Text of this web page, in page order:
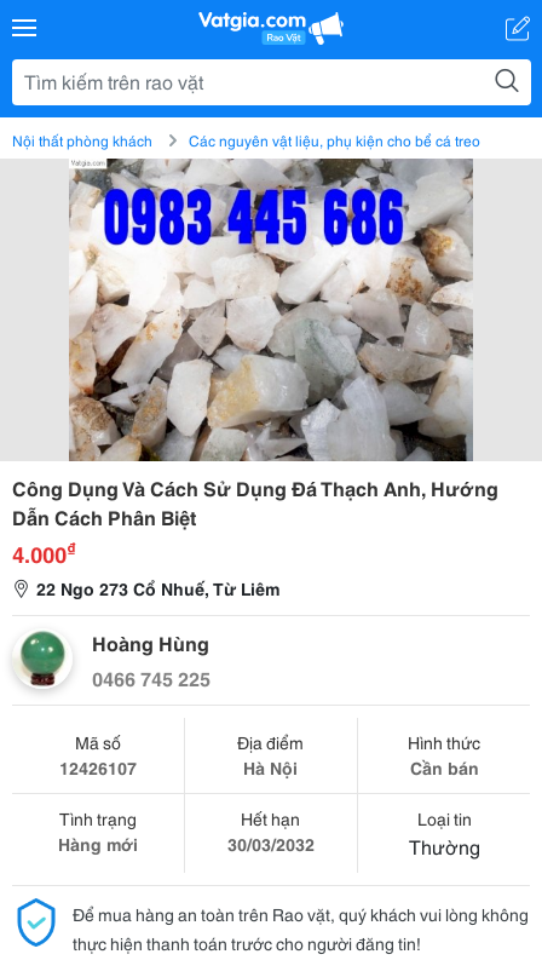
Nội thất phòng khách Các nguyên vật liệu, phụ kiện cho bể cá treo
Công Dụng Và Cách Sử Dụng Đá Thạch Anh, Hướng
Dẫn Cách Phân Biệt
4.000₫
22 Ngo 273 Cổ Nhuế, Từ Liêm
Hoàng Hùng
0466 745 225
Mã số
12426107
Địa điểm
Hà Nội
Hình thức
Cần bán
Tình trạng
Hàng mới
Hết hạn
30/03/2032
Loại tin
Thường
Để mua hàng an toàn trên Rao vặt, quý khách vui lòng không
thực hiện thanh toán trước cho người đăng tin!